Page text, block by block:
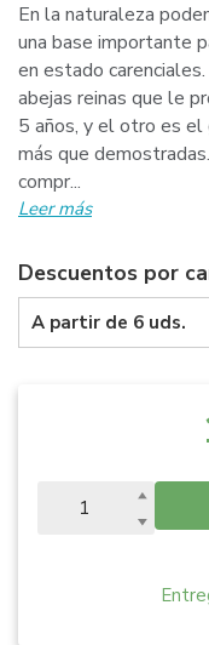
En la naturaleza
una base importante
en estado
abejas reinas que le
5 años, y el otro es el
más que
compr...
Leer más
Descuentos por
A partir de 6 uds.